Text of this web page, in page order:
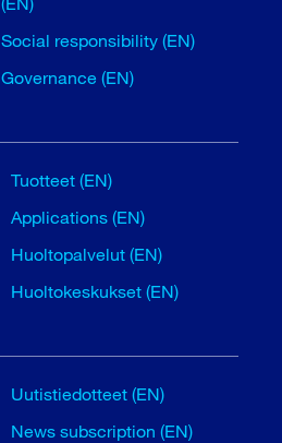
Social responsibility (EN)
Governance (EN)
Tuotteet (EN)
Applications (EN)
Huoltopalvelut (EN)
Huoltokeskukset (EN)
Uutistiedotteet (EN)
News subscription (EN)